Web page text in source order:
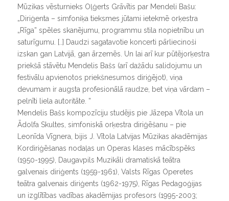
Mūzikas vēsturnieks Oļģerts Grāvītis par Mendeli Bašu:
„Diriģenta – simfoniķa tieksmes jūtami ietekmē orķestra
„Rīga” spēles skanējumu, programmu stila nopietnību un
saturīgumu. [..] Daudzi sagatavotie koncerti pārliecinoši
izskan gan Latvijā, gan ārzemēs. Un lai arī kur pūtējorķestra
priekšā stāvētu Mendelis Bašs (arī dažādu salidojumu un
festivālu apvienotos priekšnesumos diriģējot), viņa
devumam ir augsta profesionālā raudze, bet viņa vārdam –
pelnīti liela autoritāte. ”
Mendelis Bašs kompozīciju studējis pie Jāzepa Vītola un
Ādolfa Skultes, simfoniskā orķestra diriģēšanu – pie
Leonīda Vīgnera, bijis J. Vītola Latvijas Mūzikas akadēmijas
Kordiriģēšanas nodaļas un Operas klases mācībspēks
(1950-1995), Daugavpils Muzikāli dramatiskā teātra
galvenais diriģents (1959-1961), Valsts Rīgas Operetes
teātra galvenais diriģents (1962-1975), Rīgas Pedagoģijas
un izglītības vadības akadēmijas profesors (1995-2003;